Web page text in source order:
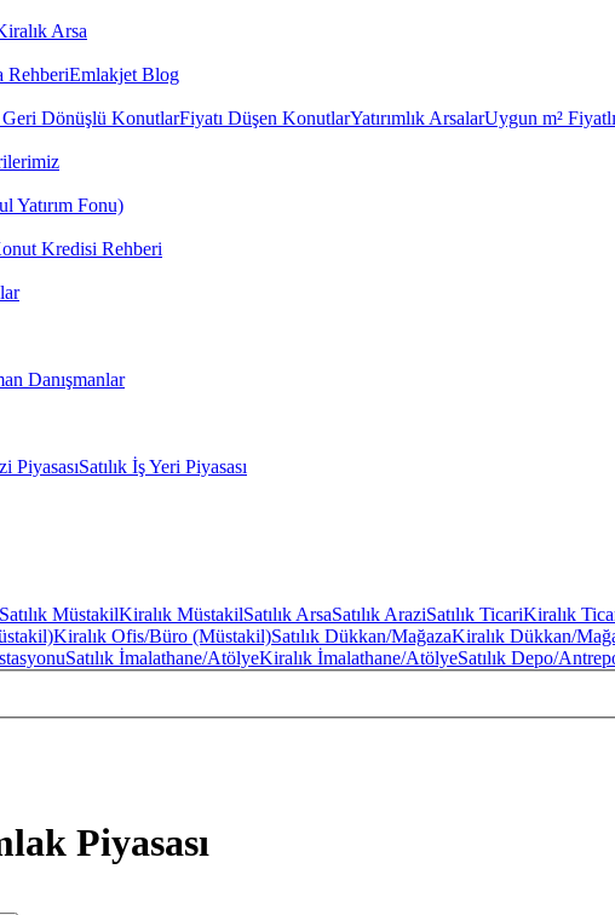
Arsa
RehberiEmlakjet Blog
Geri Dönüşlü KonutlarFiyatı Düşen KonutlarYatırımlık ArsalarUygun m²
Yatırım Fonu)
Kredisi Rehberi
Danışmanlar
PiyasasıSatılık İş Yeri Piyasası
Satılık MüstakilKiralık MüstakilSatılık ArsaSatılık AraziSatılık TicariKiralık
Kiralık Ofis/Büro (Müstakil)Satılık Dükkan/MağazaKiralık Dükkan/
Satılık İmalathane/AtölyeKiralık İmalathane/AtölyeSatılık Depo/
Piyasası